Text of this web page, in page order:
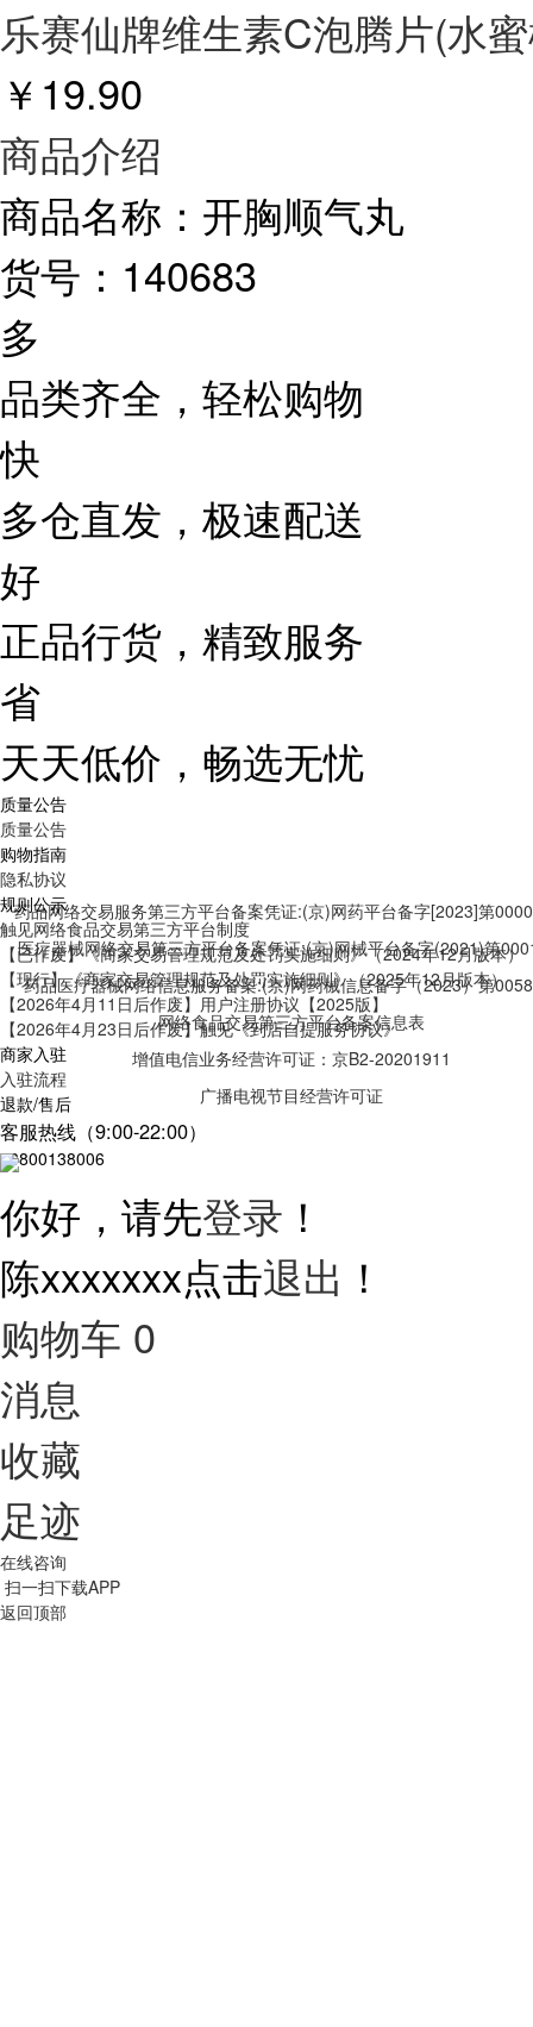
乐赛仙牌维生素C泡腾片(水
￥ 19.90
商品介绍
商品名称： 开胸顺气丸
货号： 140683
多
品类齐全，轻松购物
快
多仓直发，极速配送
好
正品行货，精致服务
省
天天低价，畅选无忧
质量公告
质量公告
购物指南
隐私协议
规则公示
触见网络食品交易第三方平台制度
【已作废】《商家交易管理规范及处罚实施细则》（2024年12月版本）
【现行】《商家交易管理规范及处罚实施细则》（2025年12月版本）
【2026年4月11日后作废】用户注册协议【2025版】
【2026年4月23日后作废】触见《到店自提服务协议》
商家入驻
入驻流程
退款/售后
客服热线（9:00-22:00）
13800138006
药品网络交易服务第三方平台备案凭证:(京)网药平台备字[2023]第
医疗器械网络交易第三方平台备案凭证:(京)网械平台备字(2021)第
药品医疗器械网络信息服务备案:(京)网药械信息备字（2023）第
网络食品交易第三方平台备案信息表
增值电信业务经营许可证：京B2-20201911
广播电视节目经营许可证
你好，请先登录 ！
陈xxxxxxx点击退出 ！
购物车 0
消息
收藏
足迹
在线咨询
扫一扫下载APP
返回顶部